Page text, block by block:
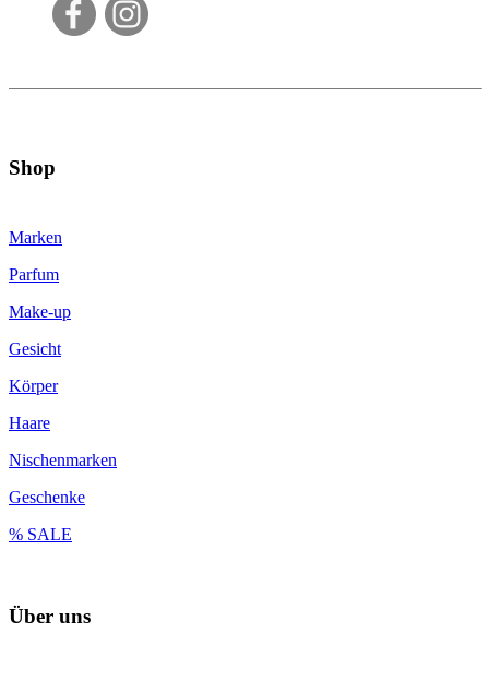
Shop
Marken
Parfum
Make-up
Gesicht
Körper
Haare
Nischenmarken
Geschenke
% SALE
Über uns